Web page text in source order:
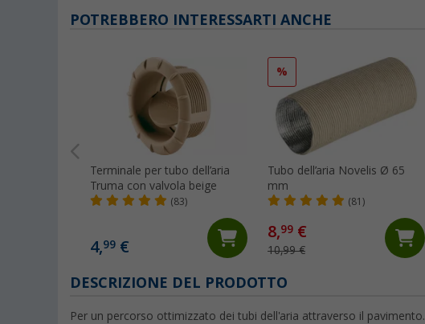
POTREBBERO INTERESSARTI ANCHE
Terminale per tubo dell’aria
Truma con valvola beige
(83)
4,99 €
%
Tubo dell’aria Novelis Ø 65
mm
(81)
8,99 €
10,99 €
DESCRIZIONE DEL PRODOTTO
Per un percorso ottimizzato dei tubi dell'aria attraverso il pavimento.